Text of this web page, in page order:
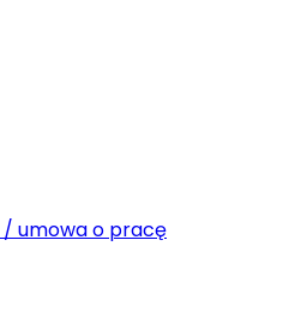
/ umowa o pracę